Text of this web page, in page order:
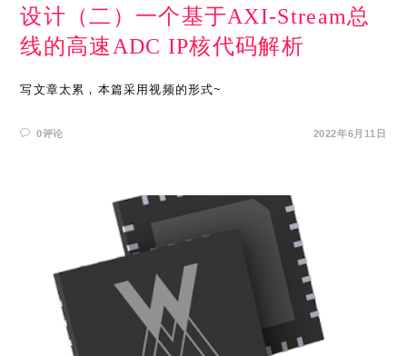
设计（二）一个基于AXI-Stream总
线的高速ADC IP核代码解析
写文章太累，本篇采用视频的形式~
0评论 2022年6月11日